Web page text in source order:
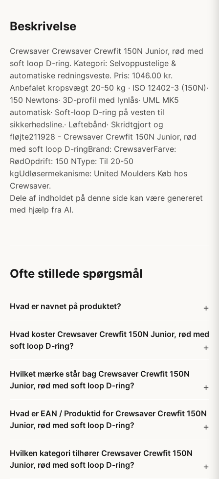
Beskrivelse
Crewsaver Crewsaver Crewfit 150N Junior, rød med
soft loop D-ring. Kategori: Selvoppustelige &
automatiske redningsveste. Pris: 1046.00 kr.
Anbefalet kropsvægt 20-50 kg · ISO 12402-3 (150N)·
150 Newtons· 3D-profil med lynlås· UML MK5
automatisk· Soft-loop D-ring på vesten til
sikkerhedsline.· Løftebånd· Skridtgjort og
fløjte211928 - Crewsaver Crewfit 150N Junior, rød
med soft loop D-ringBrand: CrewsaverFarve:
RødOpdrift: 150 NType: Til 20-50
kgUdløsermekanisme: United Moulders Køb hos
Crewsaver.
Dele af indholdet på denne side kan være genereret
med hjælp fra AI.
Ofte stillede spørgsmål
Hvad er navnet på produktet?
Hvad koster Crewsaver Crewfit 150N Junior, rød med
soft loop D-ring?
Hvilket mærke står bag Crewsaver Crewfit 150N
Junior, rød med soft loop D-ring?
Hvad er EAN / Produktid for Crewsaver Crewfit 150N
Junior, rød med soft loop D-ring?
Hvilken kategori tilhører Crewsaver Crewfit 150N
Junior, rød med soft loop D-ring?